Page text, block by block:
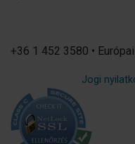
+36 1 452 3580 •
Jogi